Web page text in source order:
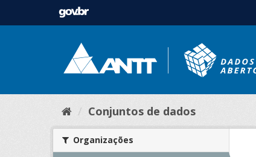
Conjuntos de dados
Organizações